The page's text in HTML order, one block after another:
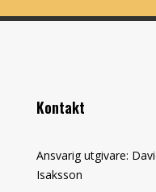
Kontakt
Ansvarig utgivare:
Isaksson